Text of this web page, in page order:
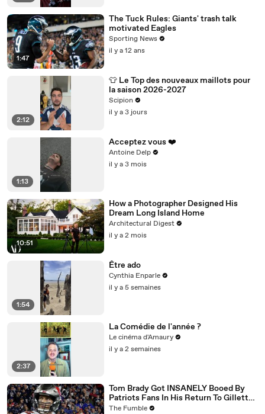
1:47
The Tuck Rules: Giants' trash talk
motivated Eagles
Sporting News
il y a 12 ans
2:12
👕 Le Top des nouveaux maillots pour
la saison 2026-2027
Scipion
il y a 3 jours
1:13
Acceptez vous ❤️
Antoine Delp
il y a 3 mois
10:51
How a Photographer Designed His
Dream Long Island Home
Architectural Digest
il y a 2 mois
1:54
Être ado
Cynthia Enparle
il y a 5 semaines
2:37
La Comédie de l'année ?
Le cinéma d'Amaury
il y a 2 semaines
Tom Brady Got INSANELY Booed By
Patriots Fans In His Return To Gillette
Stadium
The Fumble